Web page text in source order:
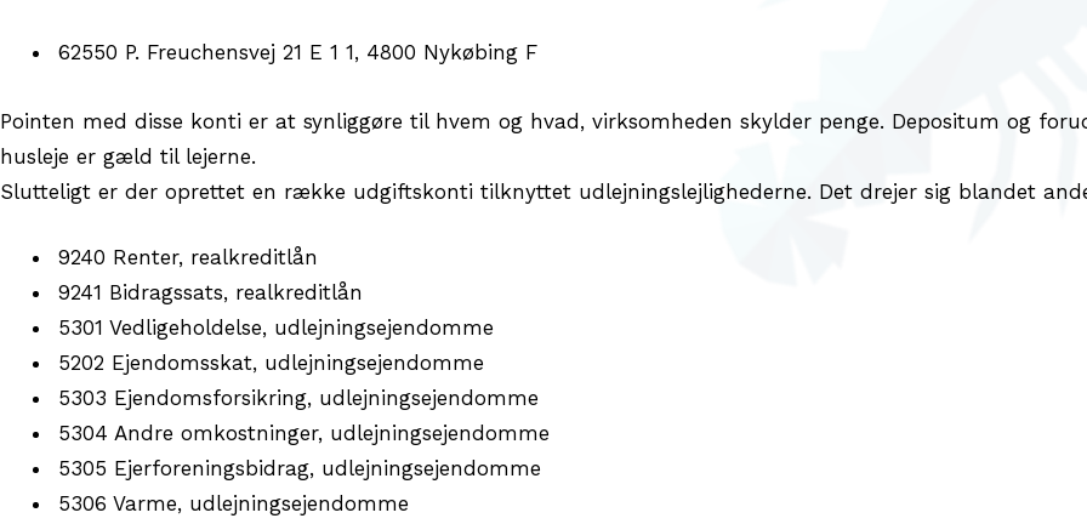
62550 P. Freuchensvej 21 E 1 1, 4800 Nykøbing F
Pointen med disse konti er at synliggøre til hvem og hvad, virksomheden skylder penge. Depositum og
husleje er gæld til lejerne.
Slutteligt er der oprettet en række udgiftskonti tilknyttet udlejningslejlighederne. Det drejer sig blandet
9240 Renter, realkreditlån
9241 Bidragssats, realkreditlån
5301 Vedligeholdelse, udlejningsejendomme
5202 Ejendomsskat, udlejningsejendomme
5303 Ejendomsforsikring, udlejningsejendomme
5304 Andre omkostninger, udlejningsejendomme
5305 Ejerforeningsbidrag, udlejningsejendomme
5306 Varme, udlejningsejendomme